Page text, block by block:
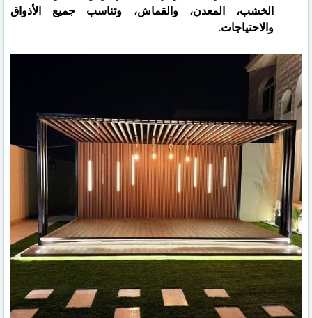
الخشب، المعدن، والقماش، وتناسب جميع الأذواق
والاحتياجات.